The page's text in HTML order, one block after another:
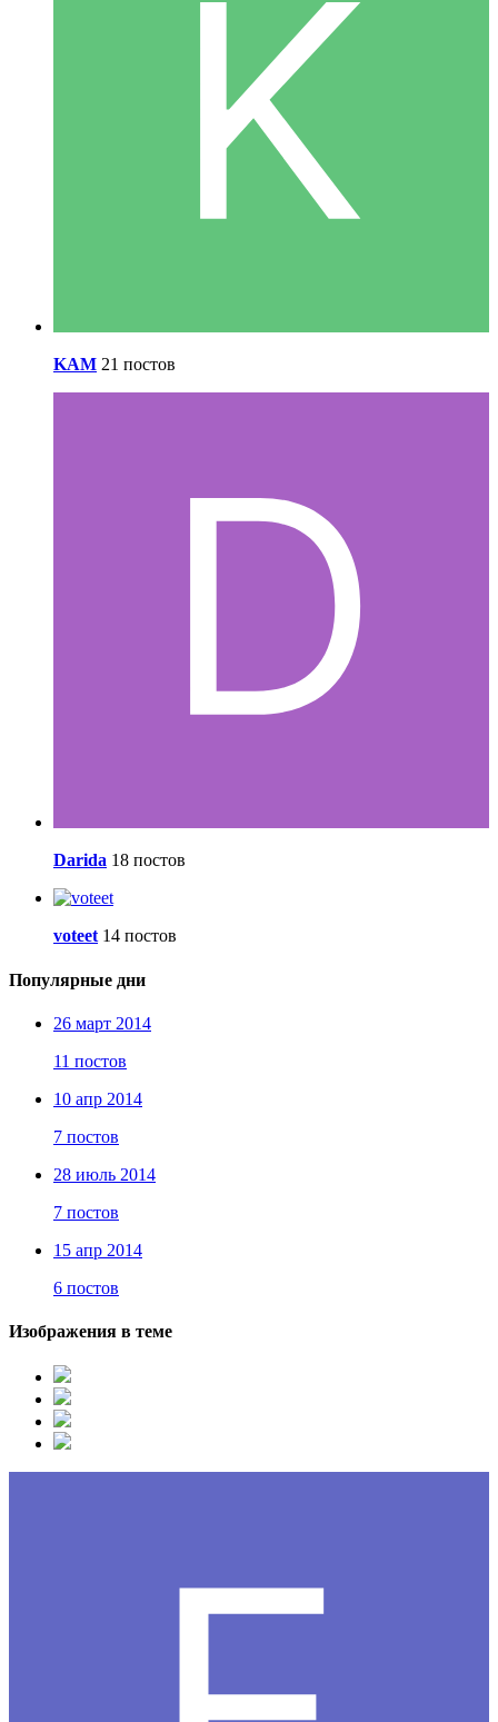
KAM 21 постов
Darida 18 постов
voteet 14 постов
Популярные дни
26 март 2014
11 постов
10 апр 2014
7 постов
28 июль 2014
7 постов
15 апр 2014
6 постов
Изображения в теме